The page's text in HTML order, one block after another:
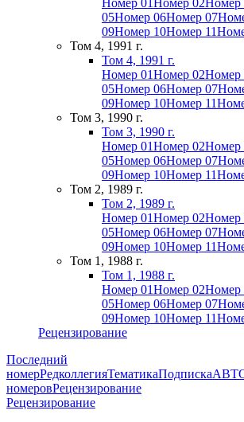
Номер 01Номер 02Номер
05Номер 06Номер 07
09Номер 10Номер 11
Том 4, 1991 г.
Том 4, 1991 г.
Номер 01Номер 02Номер
05Номер 06Номер 07
09Номер 10Номер 11
Том 3, 1990 г.
Том 3, 1990 г.
Номер 01Номер 02Номер
05Номер 06Номер 07
09Номер 10Номер 11
Том 2, 1989 г.
Том 2, 1989 г.
Номер 01Номер 02Номер
05Номер 06Номер 07
09Номер 10Номер 11
Том 1, 1988 г.
Том 1, 1988 г.
Номер 01Номер 02Номер
05Номер 06Номер 07
09Номер 10Номер 11
Рецензирование
Последний
номерРедколлегияТематикаПодписка
номеровРецензирование
Рецензирование